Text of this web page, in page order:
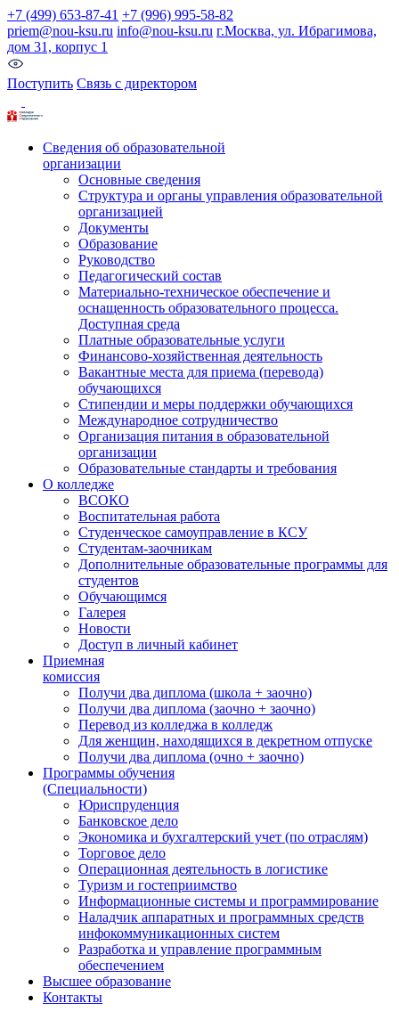
+7 (499) 653-87-41 +7 (996) 995-58-82
priem@nou-ksu.ru info@nou-ksu.ru г.Москва, ул. Ибрагимова,
дом 31, корпус 1
Поступить Связь с директором
Сведения об образовательной
организации
Основные сведения
Структура и органы управления образовательной
организацией
Документы
Образование
Руководство
Педагогический состав
Материально-техническое обеспечение и
оснащенность образовательного процесса.
Доступная среда
Платные образовательные услуги
Финансово-хозяйственная деятельность
Вакантные места для приема (перевода)
обучающихся
Стипендии и меры поддержки обучающихся
Международное сотрудничество
Организация питания в образовательной
организации
Образовательные стандарты и требования
О колледже
ВСОКО
Воспитательная работа
Студенческое самоуправление в КСУ
Студентам-заочникам
Дополнительные образовательные программы для
студентов
Обучающимся
Галерея
Новости
Доступ в личный кабинет
Приемная
комиссия
Получи два диплома (школа + заочно)
Получи два диплома (заочно + заочно)
Перевод из колледжа в колледж
Для женщин, находящихся в декретном отпуске
Получи два диплома (очно + заочно)
Программы обучения
(Специальности)
Юриспруденция
Банковское дело
Экономика и бухгалтерский учет (по отраслям)
Торговое дело
Операционная деятельность в логистике
Туризм и гостеприимство
Информационные системы и программирование
Наладчик аппаратных и программных средств
инфокоммуникационных систем
Разработка и управление программным
обеспечением
Высшее образование
Контакты